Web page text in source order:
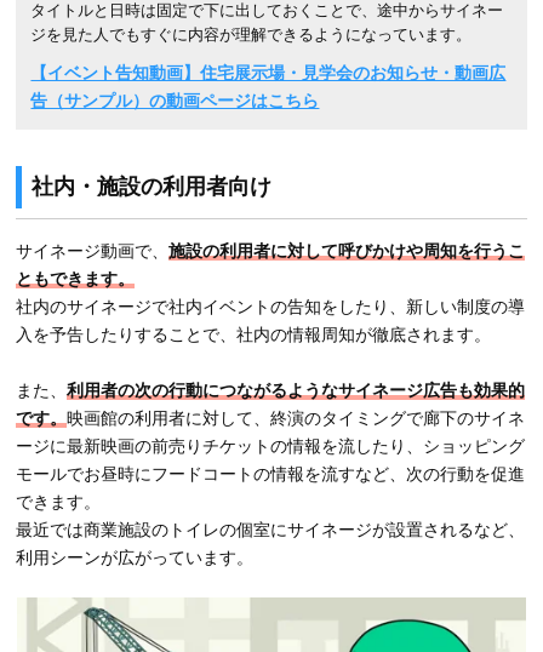
タイトルと日時は固定で下に出しておくことで、途中からサイネー
ジを見た人でもすぐに内容が理解できるようになっています。
【イベント告知動画】住宅展示場・見学会のお知らせ・動画広
告（サンプル）の動画ページはこちら
社内・施設の利用者向け
サイネージ動画で、施設の利用者に対して呼びかけや周知を行うこ
ともできます。
社内のサイネージで社内イベントの告知をしたり、新しい制度の導
入を予告したりすることで、社内の情報周知が徹底されます。
また、利用者の次の行動につながるようなサイネージ広告も効果的
です。映画館の利用者に対して、終演のタイミングで廊下のサイネ
ージに最新映画の前売りチケットの情報を流したり、ショッピング
モールでお昼時にフードコートの情報を流すなど、次の行動を促進
できます。
最近では商業施設のトイレの個室にサイネージが設置されるなど、
利用シーンが広がっています。